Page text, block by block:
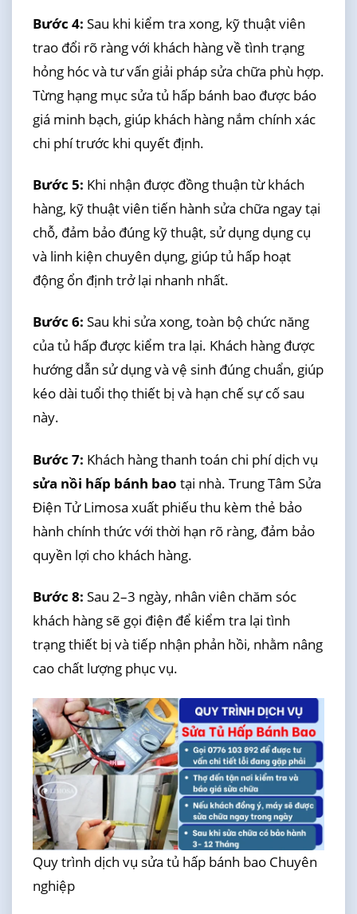
Bước 4: Sau khi kiểm tra xong, kỹ thuật viên
trao đổi rõ ràng với khách hàng về tình trạng
hỏng hóc và tư vấn giải pháp sửa chữa phù hợp.
Từng hạng mục sửa tủ hấp bánh bao được báo
giá minh bạch, giúp khách hàng nắm chính xác
chi phí trước khi quyết định.
Bước 5: Khi nhận được đồng thuận từ khách
hàng, kỹ thuật viên tiến hành sửa chữa ngay tại
chỗ, đảm bảo đúng kỹ thuật, sử dụng dụng cụ
và linh kiện chuyên dụng, giúp tủ hấp hoạt
động ổn định trở lại nhanh nhất.
Bước 6: Sau khi sửa xong, toàn bộ chức năng
của tủ hấp được kiểm tra lại. Khách hàng được
hướng dẫn sử dụng và vệ sinh đúng chuẩn, giúp
kéo dài tuổi thọ thiết bị và hạn chế sự cố sau
này.
Bước 7: Khách hàng thanh toán chi phí dịch vụ
sửa nồi hấp bánh bao tại nhà. Trung Tâm Sửa
Điện Tử Limosa xuất phiếu thu kèm thẻ bảo
hành chính thức với thời hạn rõ ràng, đảm bảo
quyền lợi cho khách hàng.
Bước 8: Sau 2–3 ngày, nhân viên chăm sóc
khách hàng sẽ gọi điện để kiểm tra lại tình
trạng thiết bị và tiếp nhận phản hồi, nhằm nâng
cao chất lượng phục vụ.
Quy trình dịch vụ sửa tủ hấp bánh bao Chuyên
nghiệp